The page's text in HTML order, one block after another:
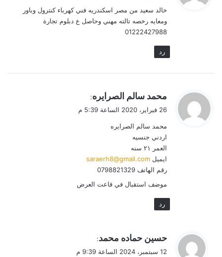
ل
خالد سعيد من مصر اسكندريه فني كهرباء كنترول وباور
ومعايه رخصه تالته مهني وحاصل ع دبلوم تجارة
01222427988
رد
ل
محمد سالم الصرايره:
26 فبراير، 2020 الساعة 5:39 م
محمد سالم الصرايره
اردني جنسيه
العمر ٢١ سنه
ايميل saraerh8@gmail.com
رقم الهاتف 0798821329
موضف استقبال في قاعت العرض
رد
ي
حسين حماده محمد:
12 سبتمبر، 2024 الساعة 9:39 م